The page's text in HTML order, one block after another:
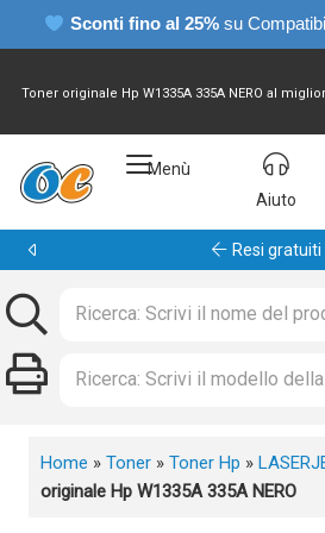
Sconti fino al 25% su
Toner originale Hp W1335A 335A NERO al
Menù
Aiuto
Garanzia 24
Home » Toner » Toner Hp »
originale Hp W1335A 335A NERO